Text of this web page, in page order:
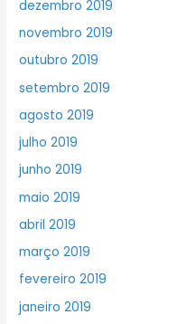
dezembro 2019
novembro 2019
outubro 2019
setembro 2019
agosto 2019
julho 2019
junho 2019
maio 2019
abril 2019
março 2019
fevereiro 2019
janeiro 2019